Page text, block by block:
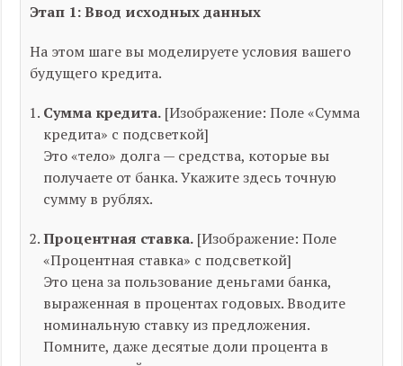
Этап 1: Ввод исходных данных
На этом шаге вы моделируете условия вашего
будущего кредита.
Сумма кредита. [Изображение: Поле «Сумма
кредита» с подсветкой]
Это «тело» долга — средства, которые вы
получаете от банка. Укажите здесь точную
сумму в рублях.
Процентная ставка. [Изображение: Поле
«Процентная ставка» с подсветкой]
Это цена за пользование деньгами банка,
выраженная в процентах годовых. Вводите
номинальную ставку из предложения.
Помните, даже десятые доли процента в